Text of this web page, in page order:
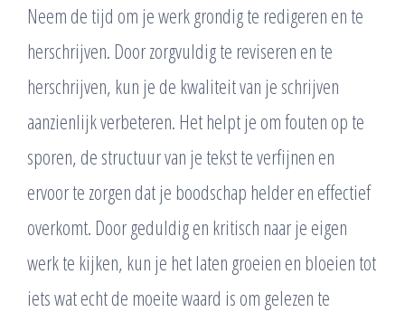
Neem de tijd om je werk grondig te redigeren en te
herschrijven. Door zorgvuldig te reviseren en te
herschrijven, kun je de kwaliteit van je schrijven
aanzienlijk verbeteren. Het helpt je om fouten op te
sporen, de structuur van je tekst te verfijnen en
ervoor te zorgen dat je boodschap helder en effectief
overkomt. Door geduldig en kritisch naar je eigen
werk te kijken, kun je het laten groeien en bloeien tot
iets wat echt de moeite waard is om gelezen te